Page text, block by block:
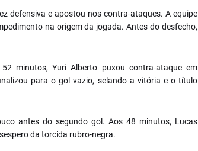
defensiva e apostou nos contra-ataques. A equipe
na origem da jogada. Antes do desfecho,
minutos, Yuri Alberto puxou contra-ataque em
para o gol vazio, selando a vitória e o título
antes do segundo gol. Aos 48 minutos, Lucas
da torcida rubro-negra.